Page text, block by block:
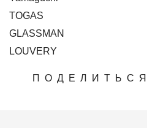
TOGAS
GLASSMAN
LOUVERY
ПОДЕЛИТЬСЯ